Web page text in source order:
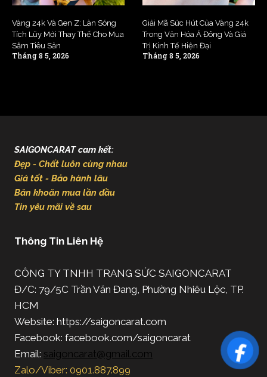
Vàng 24k Và Gen Z: Làn Sóng
Tích Lũy Mới Thay Thế Cho Mua
Sắm Tiêu Sản
Tháng 8 5, 2026
Giải Mã Sức Hút Của Vàng 24k
Trong Văn Hóa Á Đông Và Giá
Trị Kinh Tế Hiện Đại
Tháng 8 5, 2026
SAIGONCARAT cam kết:
Đẹp - Chất luôn cùng nhau
Giá tốt - Bảo hành lâu
Băn khoăn mua lần đầu
Tin yêu mãi về sau
Thông Tin Liên Hệ
CÔNG TY TNHH TRANG SỨC SAIGONCARAT
Đ/C: 79/5C Trần Văn Đang, Phường Nhiêu Lộc, TP.
HCM
Website: https://saigoncarat.com
Facebook: facebook.com/saigoncarat
Email: saigoncarat@gmail.com
Zalo/Viber: 0901.887.899